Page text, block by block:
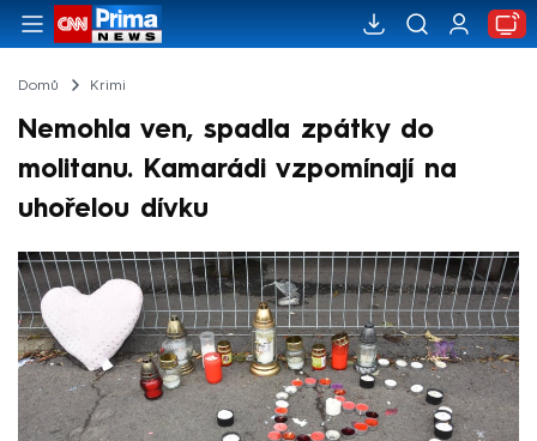
Domů Krimi
Nemohla ven, spadla zpátky do
molitanu. Kamarádi vzpomínají na
uhořelou dívku